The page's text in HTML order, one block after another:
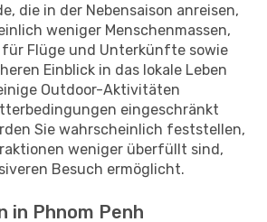
die in der Nebensaison anreisen,
weniger Menschenmassen,
für Flüge und Unterkünfte sowie
Einblick in das lokale Leben
Outdoor-Aktivitäten
eingeschränkt
Sie wahrscheinlich feststellen,
weniger überfüllt sind,
Besuch ermöglicht.
in Phnom Penh